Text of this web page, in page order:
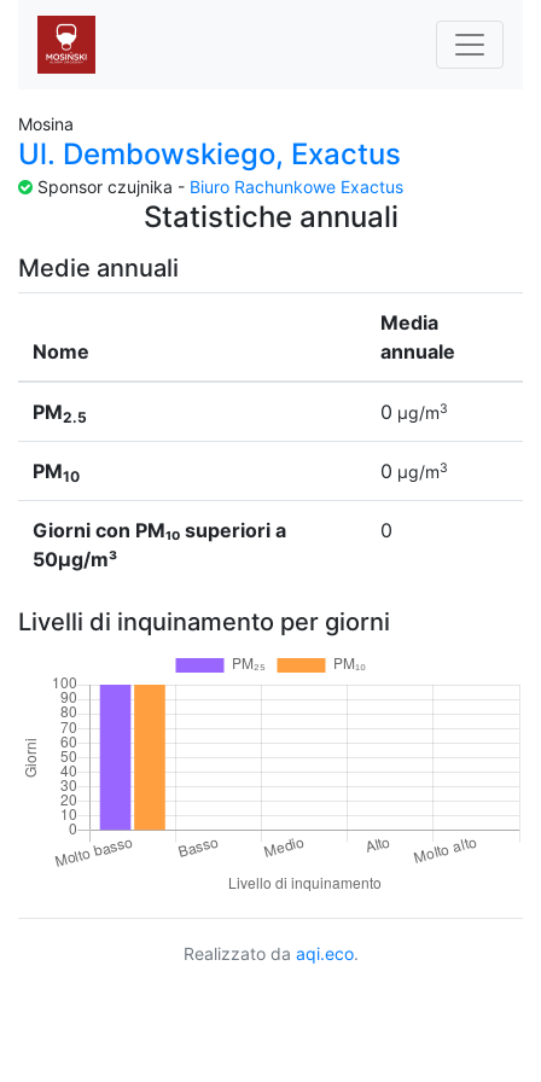
Mosina
Ul. Dembowskiego, Exactus
Sponsor czujnika - Biuro Rachunkowe Exactus
Statistiche annuali
Medie annuali
Nome
Media
annuale
PM2.5 0 µg/m3
PM10 0 µg/m3
Giorni con PM₁₀ superiori a
50µg/m³
0
Livelli di inquinamento per giorni
Realizzato da aqi.eco.